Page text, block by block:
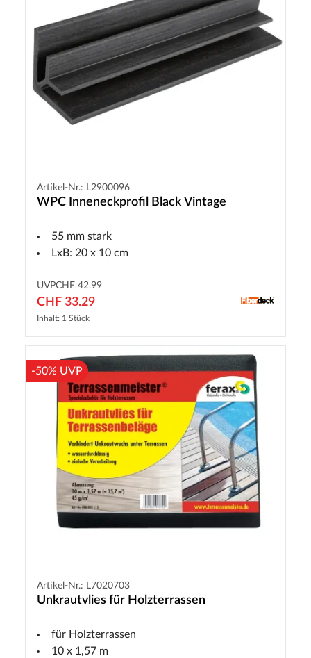
Artikel-Nr.: L2900096
WPC Inneneckprofil Black Vintage
55 mm stark
LxB: 20 x 10 cm
UVPCHF 42.99
CHF 33.29
Inhalt: 1 Stück
-50% UVP
Artikel-Nr.: L7020703
Unkrautvlies für Holzterrassen
für Holzterrassen
10 x 1,57 m